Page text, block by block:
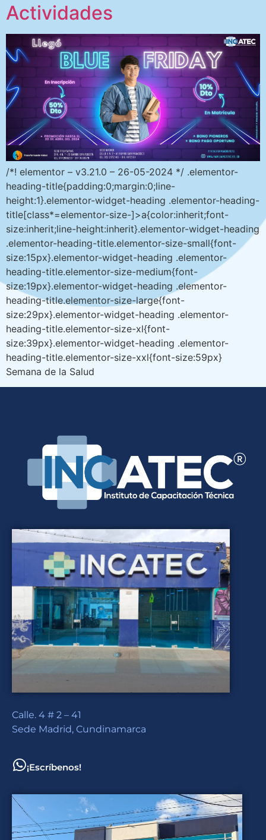
Actividades
/*! elementor – v3.21.0 – 26-05-2024 */ .elementor-
heading-title{padding:0;margin:0;line-
height:1}.elementor-widget-heading .elementor-heading-
title[class*=elementor-size-]>a{color:inherit;font-
size:inherit;line-height:inherit}.elementor-widget-heading
.elementor-heading-title.elementor-size-small{font-
size:15px}.elementor-widget-heading .elementor-
heading-title.elementor-size-medium{font-
size:19px}.elementor-widget-heading .elementor-
heading-title.elementor-size-large{font-
size:29px}.elementor-widget-heading .elementor-
heading-title.elementor-size-xl{font-
size:39px}.elementor-widget-heading .elementor-
heading-title.elementor-size-xxl{font-size:59px}
Semana de la Salud
Calle. 4 # 2 – 41
Sede Madrid, Cundinamarca
¡Escríbenos!